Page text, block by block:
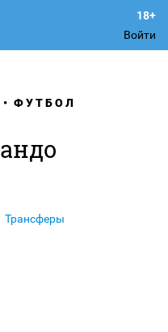
Войти
ФУТБОЛ
Трансферы